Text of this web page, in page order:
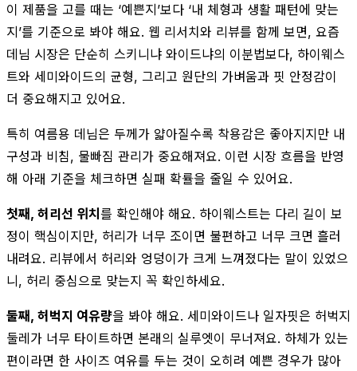
이 제품을 고를 때는 ‘예쁜지’보다 ‘내 체형과 생활 패턴에 맞는
지’를 기준으로 봐야 해요. 웹 리서치와 리뷰를 함께 보면, 요즘
데님 시장은 단순히 스키니냐 와이드냐의 이분법보다, 하이웨스
트와 세미와이드의 균형, 그리고 원단의 가벼움과 핏 안정감이
더 중요해지고 있어요.
특히 여름용 데님은 두께가 얇아질수록 착용감은 좋아지지만 내
구성과 비침, 물빠짐 관리가 중요해져요. 이런 시장 흐름을 반영
해 아래 기준을 체크하면 실패 확률을 줄일 수 있어요.
첫째, 허리선 위치를 확인해야 해요. 하이웨스트는 다리 길이 보
정이 핵심이지만, 허리가 너무 조이면 불편하고 너무 크면 흘러
내려요. 리뷰에서 허리와 엉덩이가 크게 느껴졌다는 말이 있었으
니, 허리 중심으로 맞는지 꼭 확인하세요.
둘째, 허벅지 여유량을 봐야 해요. 세미와이드나 일자핏은 허벅지
둘레가 너무 타이트하면 본래의 실루엣이 무너져요. 하체가 있는
편이라면 한 사이즈 여유를 두는 것이 오히려 예쁜 경우가 많아